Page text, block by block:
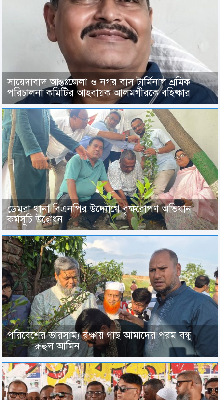
সায়েদাবাদ আন্তঃজেলা ও নগর বাস টার্মিনাল শ্রমিক
পরিচালনা কমিটির আহবায়ক আলমগীরকে বহিষ্কার
ডেমরা থানা বিএনপির উদ্যোগে বৃক্ষরোপণ অভিযান
কর্মসূচি উদ্বোধন
পরিবেশের ভারসাম্য রক্ষায় গাছ আমাদের পরম বন্ধু
——– রুহুল আমিন